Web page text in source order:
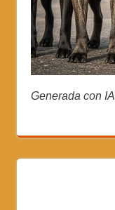
Generada con IA